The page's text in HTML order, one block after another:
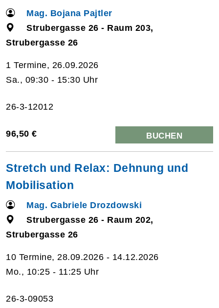
Mag. Bojana Pajtler
Strubergasse 26 - Raum 203,
Strubergasse 26
1 Termine, 26.09.2026
Sa., 09:30 - 15:30 Uhr
26-3-12012
96,50 € BUCHEN
Stretch und Relax: Dehnung und
Mobilisation
Mag. Gabriele Drozdowski
Strubergasse 26 - Raum 202,
Strubergasse 26
10 Termine, 28.09.2026 - 14.12.2026
Mo., 10:25 - 11:25 Uhr
26-3-09053